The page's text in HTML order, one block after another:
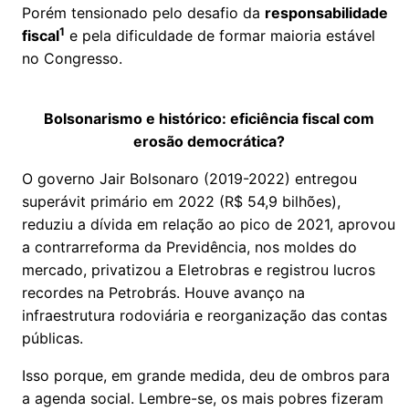
Porém tensionado pelo desafio da responsabilidade
fiscal1 e pela dificuldade de formar maioria estável
no Congresso.
Bolsonarismo e histórico: eficiência fiscal com
erosão democrática?
O governo Jair Bolsonaro (2019-2022) entregou
superávit primário em 2022 (R$ 54,9 bilhões),
reduziu a dívida em relação ao pico de 2021, aprovou
a contrarreforma da Previdência, nos moldes do
mercado, privatizou a Eletrobras e registrou lucros
recordes na Petrobrás. Houve avanço na
infraestrutura rodoviária e reorganização das contas
públicas.
Isso porque, em grande medida, deu de ombros para
a agenda social. Lembre-se, os mais pobres fizeram